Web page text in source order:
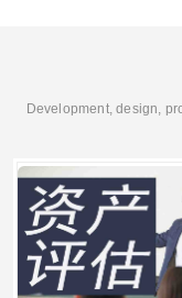
Development, design,